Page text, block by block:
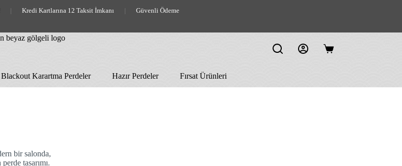
| Kredi Kartlarına 12 Taksit İmkanı | Güvenli Ödeme
Shopping
Blackout Karartma Perdeler Hazır Perdeler Fırsat Ürünleri